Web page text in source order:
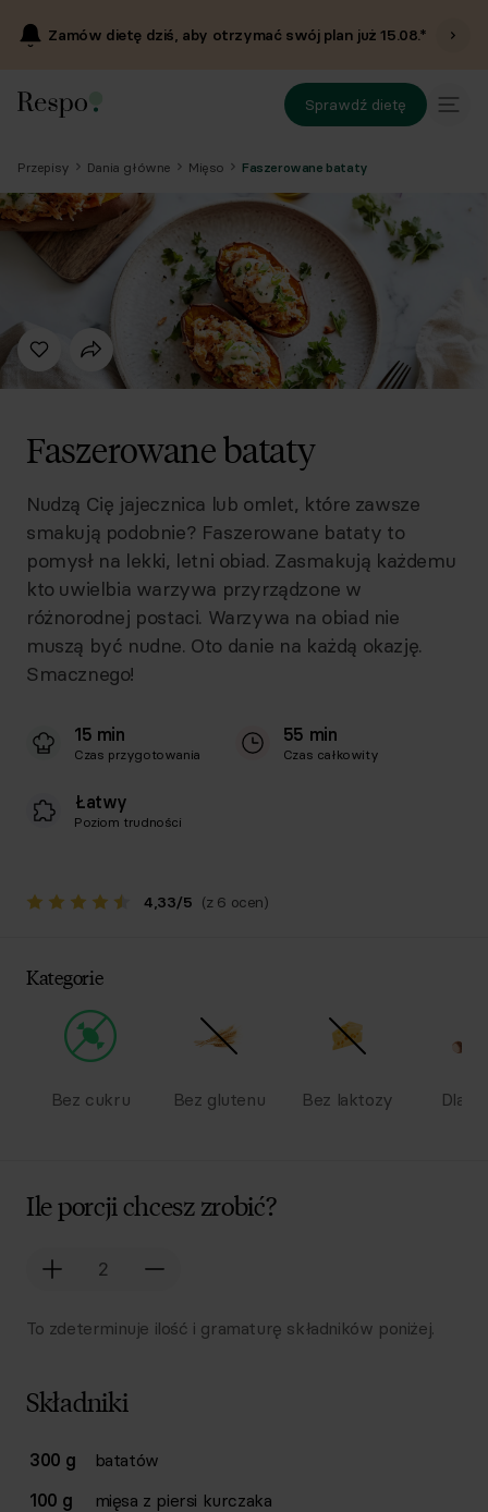
Zamów dietę dziś, aby otrzymać swój plan już15.08.*
Sprawdź dietę
Przepisy Dania główne Mięso Faszerowane bataty
Faszerowane bataty
Nudzą Cię jajecznica lub omlet, które zawsze
smakują podobnie? Faszerowane bataty to
pomysł na lekki, letni obiad. Zasmakują każdemu
kto uwielbia warzywa przyrządzone w
różnorodnej postaci. Warzywa na obiad nie
muszą być nudne. Oto danie na każdą okazję.
Smacznego!
15 min
Czas przygotowania
55 min
Czas całkowity
Łatwy
Poziom trudności
4,33/5 (z 6 ocen)
Kategorie
Bez cukru Bez glutenu Bez laktozy Dla
Ile porcji chcesz zrobić?
To zdeterminuje ilość i gramaturę składników poniżej.
Składniki
Lista składników przepisu z ilościami i wagami
Ilość Składnik
300 g
batatów
100 g
mięsa z piersi kurczaka